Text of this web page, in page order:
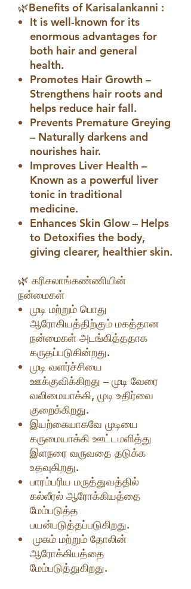
🌿Benefits of Karisalankanni :
It is well-known for its
enormous advantages for
both hair and general
health.
Promotes Hair Growth –
Strengthens hair roots and
helps reduce hair fall.
Prevents Premature Greying
– Naturally darkens and
nourishes hair.
Improves Liver Health –
Known as a powerful liver
tonic in traditional
medicine.
Enhances Skin Glow – Helps
to Detoxifies the body,
giving clearer, healthier skin.
🌿 கரிசலாங்கண்ணியின்
நன்மைகள்
முடி மற்றும் பொது
ஆரோகியத்திற்கும் மகத்தான
நன்மைகள் அடங்கித்ததாக
கருதப்படுகின்றது.
முடி வளர்ச்சியை
ஊக்குவிக்கிறது – முடி வேரை
வலிமையாக்கி, முடி உதிர்வை
குறைக்கிறது.
இயற்கையாகவே முடியை
கருமையாக்கி ஊட்டமளித்து
இளநரை வருவதை தடுக்க
உதவுகிறது.
பாரம்பரிய மருத்துவத்தில்
கல்லீரல் ஆரோக்கியத்தை
மேம்படுத்த
பயன்படுத்தப்படுகிறது.
முகம் மற்றும் தோலின்
ஆரோக்கியத்தை
மேம்படுத்துகிறது.